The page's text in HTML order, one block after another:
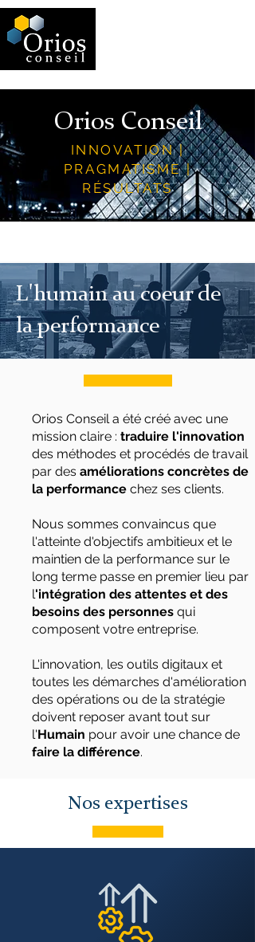
Orios Conseil
INNOVATION |
PRAGMATISME |
RÉSULTATS
L'humain au coeur de
la performance
Orios Conseil a été créé avec une
mission claire : traduire l'innovation
des méthodes et procédés de travail
par des améliorations concrètes de
la performance chez ses clients.
Nous sommes convaincus que
l'atteinte d'objectifs ambitieux et le
maintien de la performance sur le
long terme passe en premier lieu par
l'intégration des attentes et des
besoins des personnes qui
composent votre entreprise.
L'innovation, les outils digitaux et
toutes les démarches d'amélioration
des opérations ou de la stratégie
doivent reposer avant tout sur
l'Humain pour avoir une chance de
faire la différence.
Nos expertises